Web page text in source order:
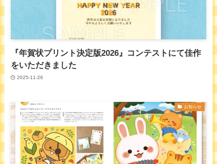
『年賀状プリント決定版2026』コンテストにて佳作
をいただきました
2025-11-26
お知らせ